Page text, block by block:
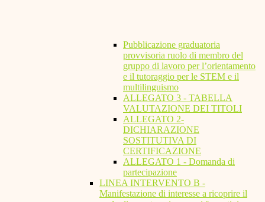
Pubblicazione graduatoria
provvisoria ruolo di membro del
gruppo di lavoro per l’orientamento
e il tutoraggio per le STEM e il
multilinguismo
ALLEGATO 3 - TABELLA
VALUTAZIONE DEI TITOLI
ALLEGATO 2-
DICHIARAZIONE
SOSTITUTIVA DI
CERTIFICAZIONE
ALLEGATO 1 - Domanda di
partecipazione
LINEA INTERVENTO B -
Manifestazione di interesse a ricoprire il